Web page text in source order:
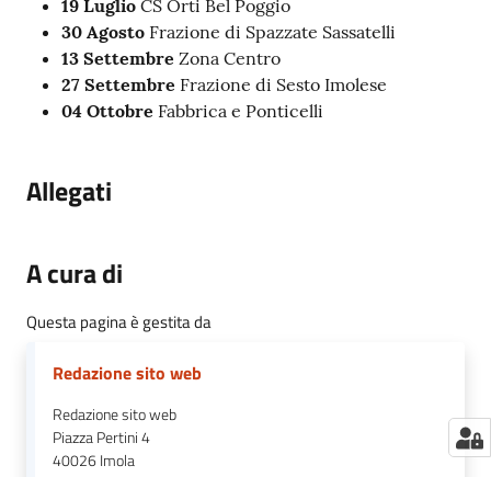
19 Luglio CS Orti Bel Poggio
30 Agosto Frazione di Spazzate Sassatelli
13 Settembre Zona Centro
27 Settembre Frazione di Sesto Imolese
04 Ottobre Fabbrica e Ponticelli
Allegati
A cura di
Questa pagina è gestita da
Redazione sito web
Redazione sito web
Piazza Pertini 4
40026Imola